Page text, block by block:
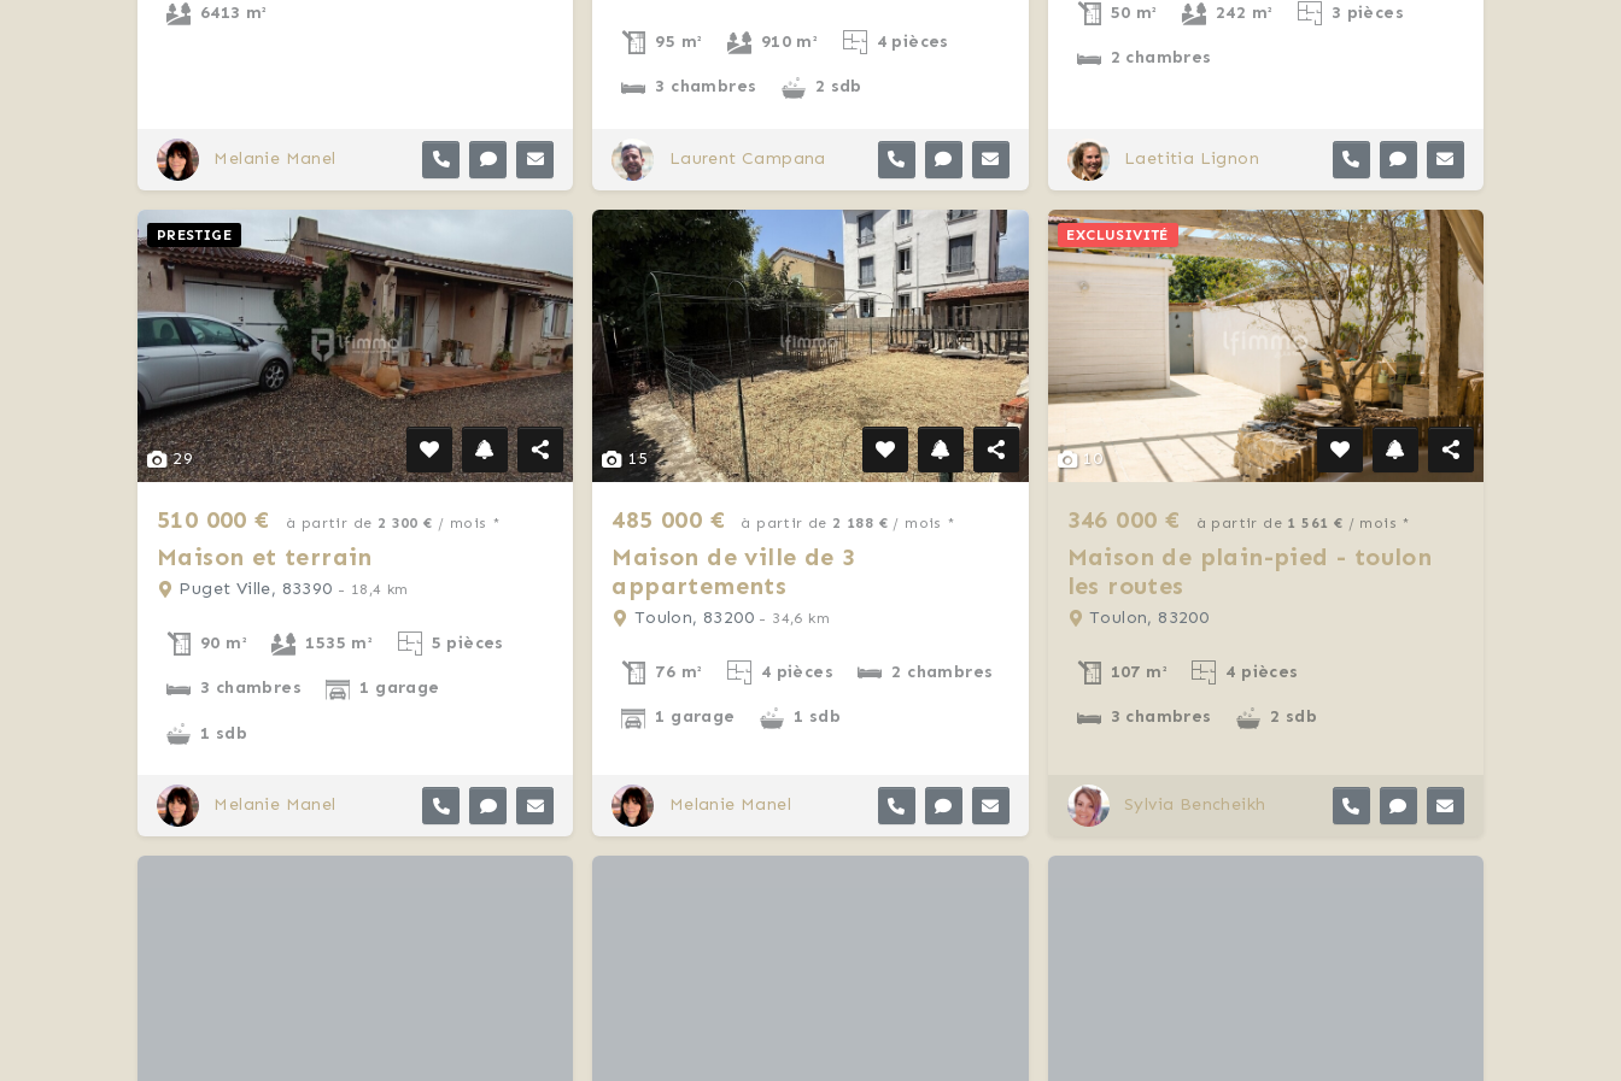
6413 m²
Melanie Manel
95 m² 910 m² 4 pièces
3 chambres 2 sdb
Laurent Campana
50 m² 242 m² 3 pièces
2 chambres
Laetitia Lignon
29
PRESTIGE
510 000 € à partir de 2 300 € / mois *
Maison et terrain
Puget Ville, 83390 - 18,4 km
90 m² 1535 m² 5 pièces
3 chambres 1 garage
1 sdb
Melanie Manel
15
485 000 € à partir de 2 188 €/ mois *
Maison de ville de 3
appartements
Toulon, 83200 - 34,6 km
76 m² 4 pièces 2 chambres
1 garage 1 sdb
Melanie Manel
10
EXCLUSIVITÉ
346 000 € à partir de 1 561 € / mois *
Maison de plain-pied - toulon
les routes
Toulon, 83200
107 m² 4 pièces
3 chambres 2 sdb
Sylvia Bencheikh